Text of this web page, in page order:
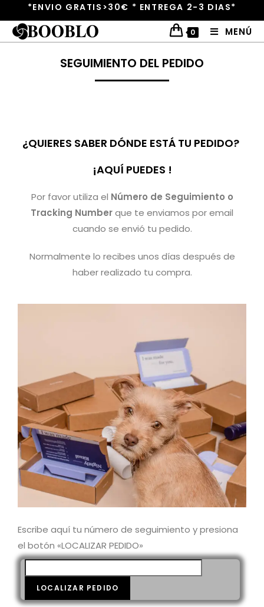
*ENVIO GRATIS>30€ * ENTREGA 2-3 DIAS*
0 MENÚ
SEGUIMIENTO DEL PEDIDO
¿QUIERES SABER DÓNDE ESTÁ TU PEDIDO?
¡AQUÍ PUEDES !
Por favor utiliza el Número de Seguimiento o
Tracking Numberque te enviamos por email
cuando se envió tu pedido.
Normalmente lo recibes unos días después de
haber realizado tu compra.
Escribe aquí tu número de seguimiento y presiona
el botón «LOCALIZAR PEDIDO»